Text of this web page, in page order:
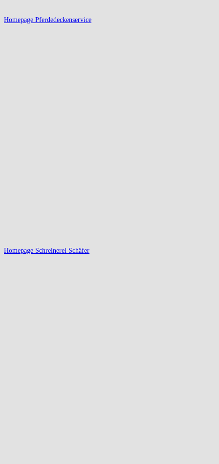
Homepage Pferdedeckenservice
Homepage Schreinerei Schäfer